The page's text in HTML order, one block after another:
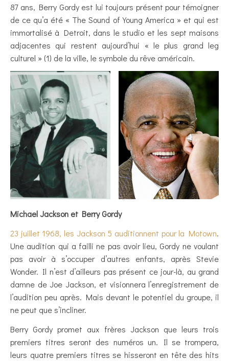
87 ans, Berry Gordy est lui toujours présent pour témoigner
de ce qu’a été « The Sound of Young America » et qui est
immortalisé à Detroit, dans le studio et les sept maisons
adjacentes qui restent aujourd’hui « le plus grand leg
culturel » (1) de la ville, le symbole du rêve américain.
Michael Jackson et Berry Gordy
23 juillet 1968, les Jackson 5 auditionnent pour la Motown.
Une audition qui a failli ne pas avoir lieu, Gordy ne voulant
pas avoir à s’occuper d’autres enfants, après Stevie
Wonder. Il n’est d’ailleurs pas présent ce jour-là, au grand
damne de Joe Jackson, et visionnera l’enregistrement de
l’audition peu après. Mais devant le potentiel du groupe, il
ne peut que s’incliner.
Berry Gordy promet aux frères Jackson que leurs trois
premiers titres seront des numéros un. Il se trompera,
leurs quatre premiers titres se hisseront en tête des hits